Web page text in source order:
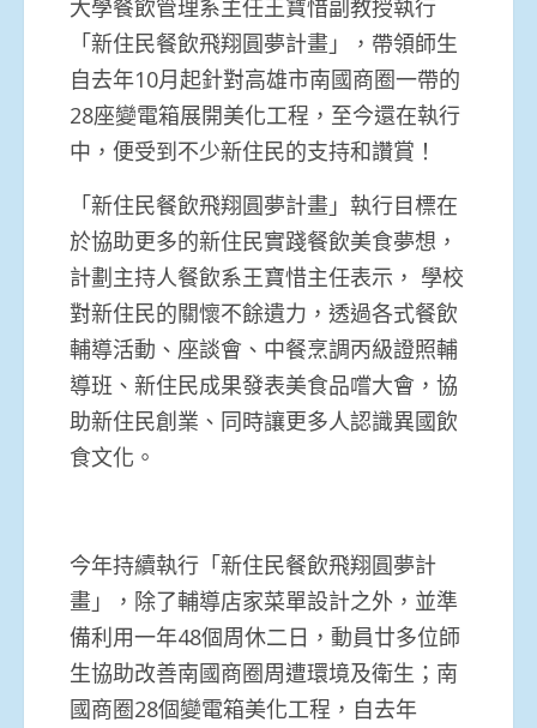
大學餐飲管理系主任王寶惜副教授執行
「新住民餐飲飛翔圓夢計畫」，帶領師生
自去年10月起針對高雄市南國商圈一帶的
28座變電箱展開美化工程，至今還在執行
中，便受到不少新住民的支持和讚賞！
「新住民餐飲飛翔圓夢計畫」執行目標在
於協助更多的新住民實踐餐飲美食夢想，
計劃主持人餐飲系王寶惜主任表示， 學校
對新住民的關懷不餘遺力，透過各式餐飲
輔導活動、座談會、中餐烹調丙級證照輔
導班、新住民成果發表美食品嚐大會，協
助新住民創業、同時讓更多人認識異國飲
食文化。
今年持續執行「新住民餐飲飛翔圓夢計
畫」，除了輔導店家菜單設計之外，並準
備利用一年48個周休二日，動員廿多位師
生協助改善南國商圈周遭環境及衛生；南
國商圈28個變電箱美化工程，自去年